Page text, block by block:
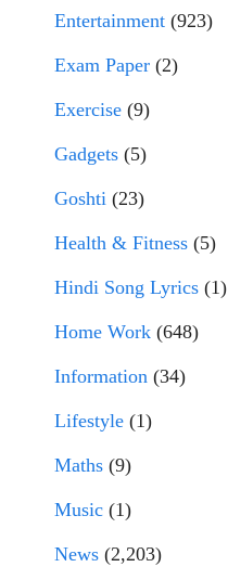
Entertainment (923)
Exam Paper (2)
Exercise (9)
Gadgets (5)
Goshti (23)
Health & Fitness (5)
Hindi Song Lyrics (1)
Home Work (648)
Information (34)
Lifestyle (1)
Maths (9)
Music (1)
News (2,203)